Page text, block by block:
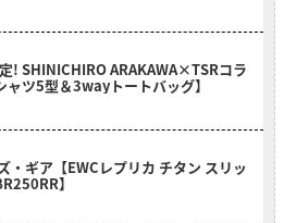
! SHINICHIRO ARAKAWA×TSRコラ
ャツ5型＆3wayトートバッグ】
・ギア【EWCレプリカ チタン スリッ
】